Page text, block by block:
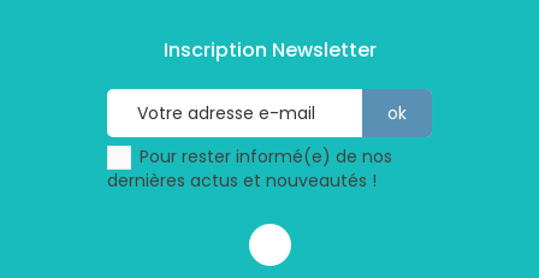
Inscription Newsletter
Pour rester informé(e) de nos
dernières actus et nouveautés !